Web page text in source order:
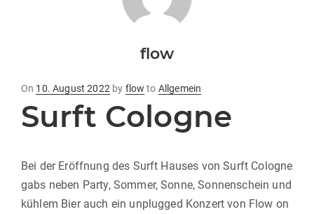
flow
On Posted
on
10. August 2022by flow to Allgemein
Surft Cologne
Bei der Eröffnung des Surft Hauses von Surft Cologne
gabs neben Party, Sommer, Sonne, Sonnenschein und
kühlem Bier auch ein unplugged Konzert von Flow on